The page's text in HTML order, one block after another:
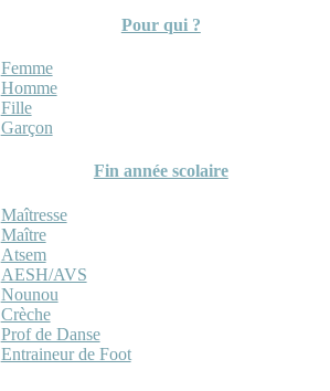
Pour qui ?
Femme
Homme
Fille
Garçon
Fin année scolaire
Maîtresse
Maître
Atsem
AESH/AVS
Nounou
Crèche
Prof de Danse
Entraineur de Foot